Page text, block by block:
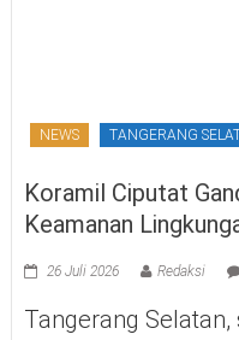
NEWS TANGERANG
Koramil Ciputat
Keamanan
26 Juli 2026 Redaksi
Tangerang